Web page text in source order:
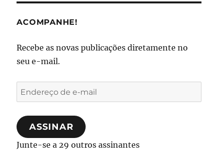
ACOMPANHE!
Recebe as novas publicações diretamente no
seu e-mail.
Endereço
de
e-
mailASSINAR
Junte-se a 29 outros assinantes